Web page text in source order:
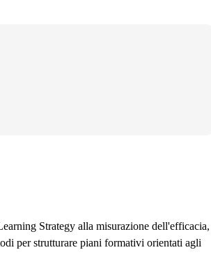
Strategy alla misurazione dell'efficacia,
per strutturare piani formativi orientati agli